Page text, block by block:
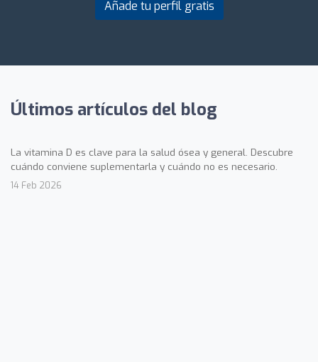
Añade tu perfil gratis
Últimos artículos del blog
La vitamina D es clave para la salud ósea y general. Descubre
cuándo conviene suplementarla y cuándo no es necesario.
14 Feb 2026